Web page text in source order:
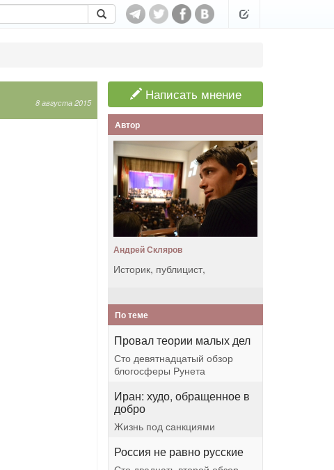
8 августа 2015
Написать мнение
Автор
Андрей Скляров
Историк, публицист,
По теме
Провал теории малых дел
Сто девятнадцатый обзор
блогосферы Рунета
Иран: худо, обращенное в
добро
Жизнь под санкциями
Россия не равно русские